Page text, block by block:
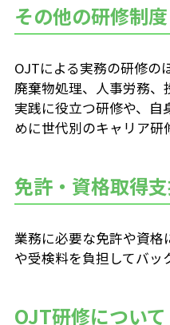
03-
Work Style
働き方を知る
福利厚生制度
FAQ
その他の研修制度
OJTによる実務の研修の
廃棄物処理、人事労務
実践に役立つ研修や、
めに世代別のキャリア研
免許・資格取得
業務に必要な免許や資格
や受検料を負担してバッ
OJT研修について